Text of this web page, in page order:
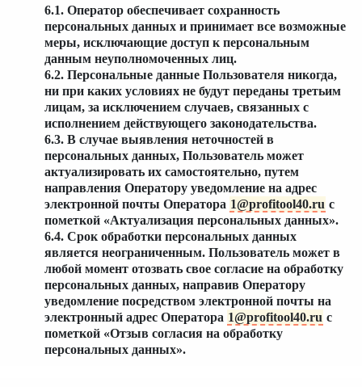
6.1. Оператор обеспечивает сохранность
персональных данных и принимает все возможные
меры, исключающие доступ к персональным
данным неуполномоченных лиц.
6.2. Персональные данные Пользователя никогда,
ни при каких условиях не будут переданы третьим
лицам, за исключением случаев, связанных с
исполнением действующего законодательства.
6.3. В случае выявления неточностей в
персональных данных, Пользователь может
актуализировать их самостоятельно, путем
направления Оператору уведомление на адрес
электронной почты Оператора 1@profitool40.ru с
пометкой «Актуализация персональных данных».
6.4. Срок обработки персональных данных
является неограниченным. Пользователь может в
любой момент отозвать свое согласие на обработку
персональных данных, направив Оператору
уведомление посредством электронной почты на
электронный адрес Оператора 1@profitool40.ru с
пометкой «Отзыв согласия на обработку
персональных данных».